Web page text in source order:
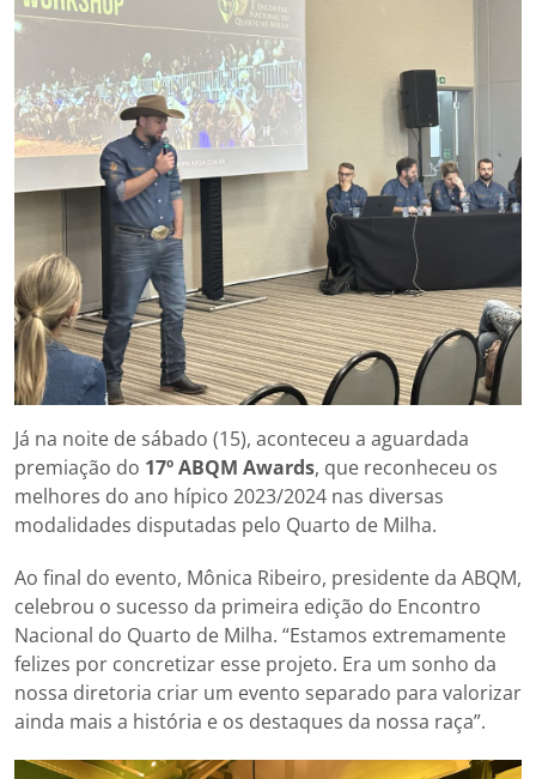
Já na noite de sábado (15), aconteceu a aguardada
premiação do 17º ABQM Awards, que reconheceu os
melhores do ano hípico 2023/2024 nas diversas
modalidades disputadas pelo Quarto de Milha.
Ao final do evento, Mônica Ribeiro, presidente da ABQM,
celebrou o sucesso da primeira edição do Encontro
Nacional do Quarto de Milha. “Estamos extremamente
felizes por concretizar esse projeto. Era um sonho da
nossa diretoria criar um evento separado para valorizar
ainda mais a história e os destaques da nossa raça”.